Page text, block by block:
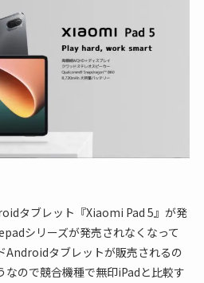
タブレット『Xiaomi Pad 5』が発
シリーズが発売されなくなって
Androidタブレットが販売されるの
なので競合機種で無印iPadと比較す